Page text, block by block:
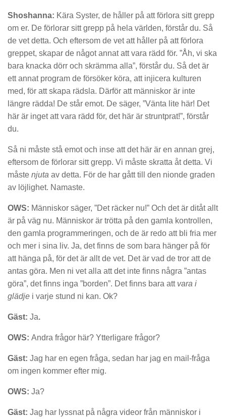
Shoshanna: Kära Syster, de håller på att förlora sitt grepp
om er. De förlorar sitt grepp på hela världen, förstår du. Så
de vet detta. Och eftersom de vet att håller på att förlora
greppet, skapar de något annat att vara rädd för. ”Åh, vi ska
bara knacka dörr och skrämma alla”, förstår du. Så det är
ett annat program de försöker köra, att injicera kulturen
med, för att skapa rädsla. Därför att människor är inte
längre rädda! De står emot. De säger, ”Vänta lite här! Det
här är inget att vara rädd för, det här är struntprat!”, förstår
du.
Så ni måste stå emot och inse att det här är en annan grej,
eftersom de förlorar sitt grepp. Vi måste skratta åt detta. Vi
måste njuta av detta. För de har gått till den nionde graden
av löjlighet. Namaste.
OWS: Människor säger, ”Det räcker nu!” Och det är ditåt allt
är på väg nu. Människor är trötta på den gamla kontrollen,
den gamla programmeringen, och de är redo att bli fria mer
och mer i sina liv. Ja, det finns de som bara hänger på för
att hänga på, för det är allt de vet. Det är vad de tror att de
antas göra. Men ni vet alla att det inte finns några ”antas
göra”, det finns inga ”borden”. Det finns bara att vara i
glädje i varje stund ni kan. Ok?
Gäst: Ja.
OWS: Andra frågor här? Ytterligare frågor?
Gäst: Jag har en egen fråga, sedan har jag en mail-fråga
om ingen kommer efter mig.
OWS: Ja?
Gäst: Jag har lyssnat på några videor från människor i